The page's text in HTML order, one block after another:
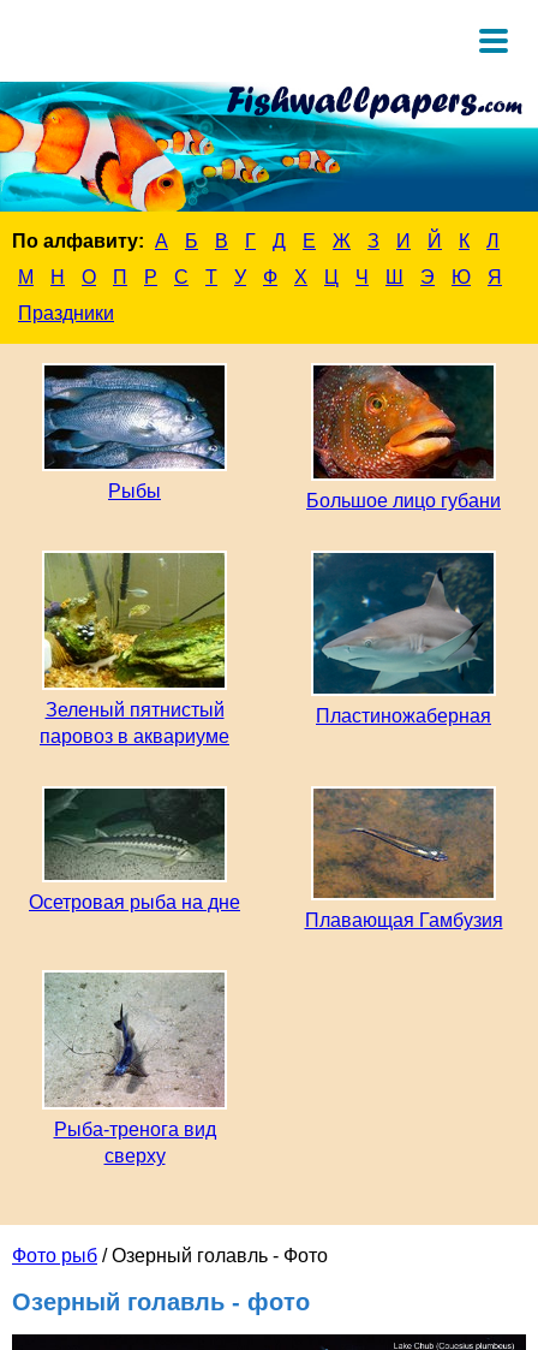
По алфавиту: А Б В Г Д Е Ж З И Й К
Л
М
Н О П Р С Т У Ф Х Ц Ч Ш Э Ю
Я
Праздники
Фото рыб / Озерный голавль - Фото
Озерный голавль - фото
Рыбы Большое лицо губани
Зеленый пятнистый
паровоз в аквариуме
Пластиножаберная
Осетровая рыба на дне
Плавающая Гамбузия
Рыба-тренога вид
сверху